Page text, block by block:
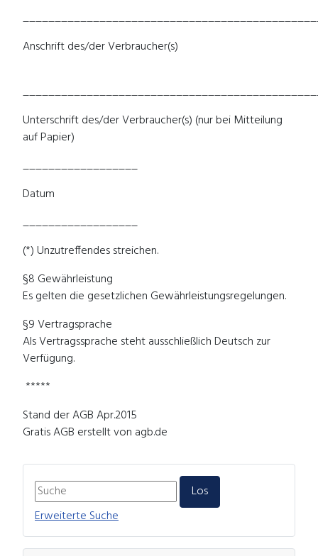
Erweiterte Suche
Anschrift des/der Verbraucher(s)
Unterschrift des/der Verbraucher(s) (nur bei Mitteilung
auf Papier)
__________________
Datum
__________________
(*) Unzutreffendes streichen.
§8 Gewährleistung
Es gelten die gesetzlichen Gewährleistungsregelungen.
§9 Vertragsprache
Als Vertragssprache steht ausschließlich Deutsch zur
Verfügung.
*****
Stand der AGB Apr.2015
Gratis AGB erstellt von agb.de